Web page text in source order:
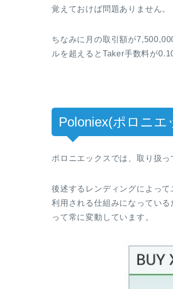
覚えておけば問題ありません。
ちなみに月の取引額が
ルを超えるとTaker手数料が
Poloniex(ポロニ
ポロニエックスでは、取り扱
後述するレンディングによっ
利用される仕組みになってい
って常に変動しています。